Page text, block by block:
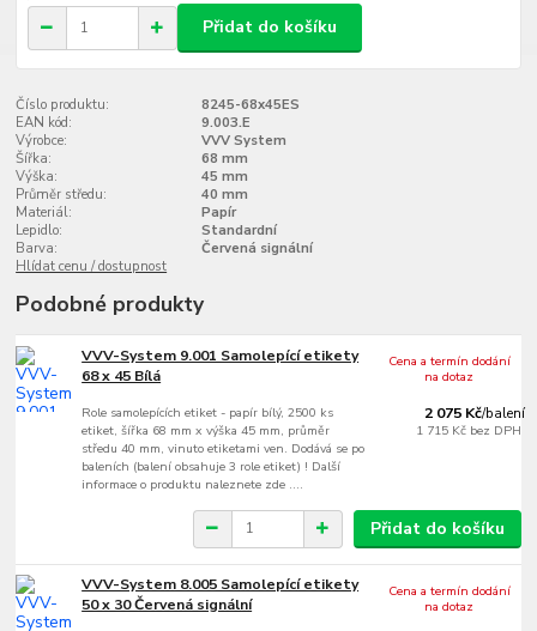
Přidat do košíku
Číslo produktu:
8245-68x45ES
EAN kód:
9.003.E
Výrobce:
VVV System
Šířka:
68 mm
Výška:
45 mm
Průměr středu:
40 mm
Materiál:
Papír
Lepidlo:
Standardní
Barva:
Červená signální
Hlídat cenu / dostupnost
Podobné produkty
VVV-System 9.001 Samolepící etikety
68 x 45 Bílá
Role samolepících etiket - papír bílý, 2500 ks
etiket, šířka 68 mm x výška 45 mm, průměr
středu 40 mm, vinuto etiketami ven. Dodává se po
baleních (balení obsahuje 3 role etiket) ! Další
informace o produktu naleznete zde ....
2 075 Kč/balení
1 715 Kč bez DPH
Cena a termín dodání
na dotaz
Přidat do košíku
VVV-System 8.005 Samolepící etikety
50 x 30 Červená signální
Cena a termín dodání
na dotaz